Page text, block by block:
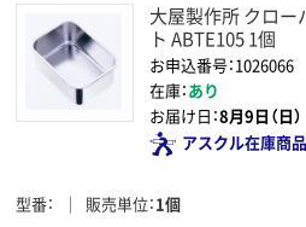
大屋製作所 クロー
ト ABTE105 1個
お申込番号：1026066
在庫：あり
お届け日：8月9日（日）
アスクル在庫商品
型番 販売単位 1個